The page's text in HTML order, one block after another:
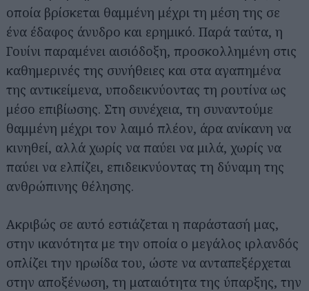
οποία βρίσκεται θαμμένη μέχρι τη μέση της σε
ένα έδαφος άνυδρο και ερημικό. Παρά ταύτα, η
Γουίνι παραμένει αισιόδοξη, προσκολλημένη στις
καθημερινές της συνήθειες και στα αγαπημένα
της αντικείμενα, υποδεικνύοντας τη ρουτίνα ως
μέσο επιβίωσης. Στη συνέχεια, τη συναντούμε
θαμμένη μέχρι τον λαιμό πλέον, άρα ανίκανη να
κινηθεί, αλλά χωρίς να παύει να μιλά, χωρίς να
παύει να ελπίζει, επιδεικνύοντας τη δύναμη της
ανθρώπινης θέλησης.
Ακριβώς σε αυτό εστιάζεται η παράστασή μας,
στην ικανότητα με την οποία ο μεγάλος ιρλανδός
οπλίζει την ηρωίδα του, ώστε να ανταπεξέρχεται
στην αποξένωση, τη ματαιότητα της ύπαρξης, την